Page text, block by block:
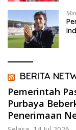
BERITA
Pemerintah
Purbaya
Penerimaan